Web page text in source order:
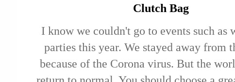
Clutch Bag
I know we couldn't go to events such as
parties this year. We stayed away from
because of the Corona virus. But the